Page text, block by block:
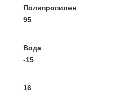
Полипропилен
95
Вода
-15
16